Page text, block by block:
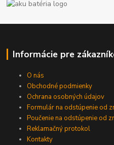
Informácie pre
O nás
Obchodné podmienky
Ochrana osobných údajov
Formulár na odstúpenie od
Poučenie na odstúpenie od
Reklamačný protokol
Kontakty